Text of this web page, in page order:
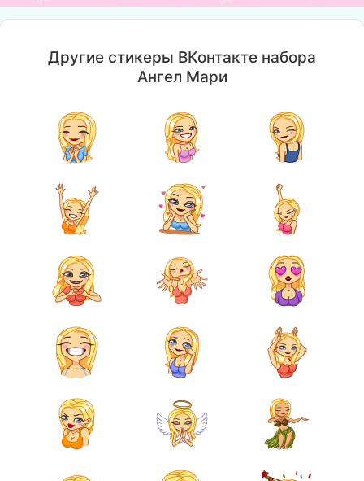
Другие стикеры ВКонтакте набора
Ангел Мари